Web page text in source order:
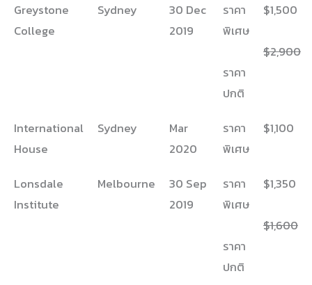
Greystone
College
Sydney
30 Dec
2019
ราคา
พิเศษ
ราคา
ปกติ
$1,500
$2,900
International
House
Sydney
Mar
2020
ราคา
พิเศษ
$1,100
Lonsdale
Institute
Melbourne
30 Sep
2019
ราคา
พิเศษ
ราคา
ปกติ
$1,350
$1,600